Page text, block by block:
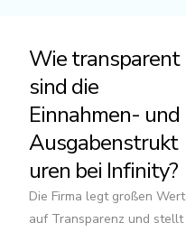
Wie transparent
sind die
Einnahmen- und
Ausgabenstrukt
uren bei Infinity?
Die Firma legt großen Wert
auf Transparenz und stellt